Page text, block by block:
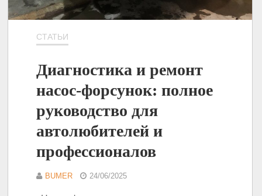
СТАТЬИ
Диагностика и ремонт
насос-форсунок: полное
руководство для
автолюбителей и
профессионалов
BUMER 24/06/2025